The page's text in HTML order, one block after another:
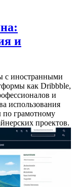
и
с иностранными
как Dribbble,
и
использования
по грамотному
проектов.